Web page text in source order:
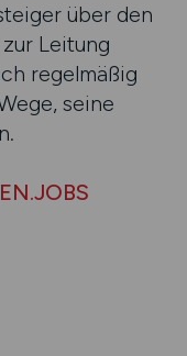
über den
Leitung
regelmäßig
seine